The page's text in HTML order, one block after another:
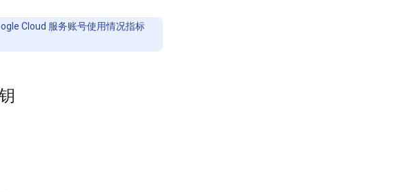
Cloud 服务账号使用情况指标